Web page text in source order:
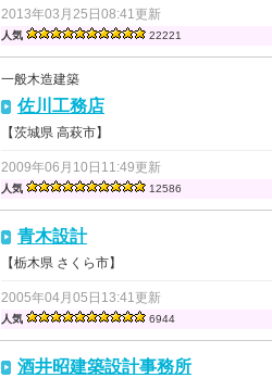
2013年03月25日08:41更新
人気 22221
一般木造建築
佐川工務店
【茨城県 高萩市】
2009年06月10日11:49更新
人気 12586
青木設計
【栃木県 さくら市】
2005年04月05日13:41更新
人気 6944
酒井昭建築設計事務所